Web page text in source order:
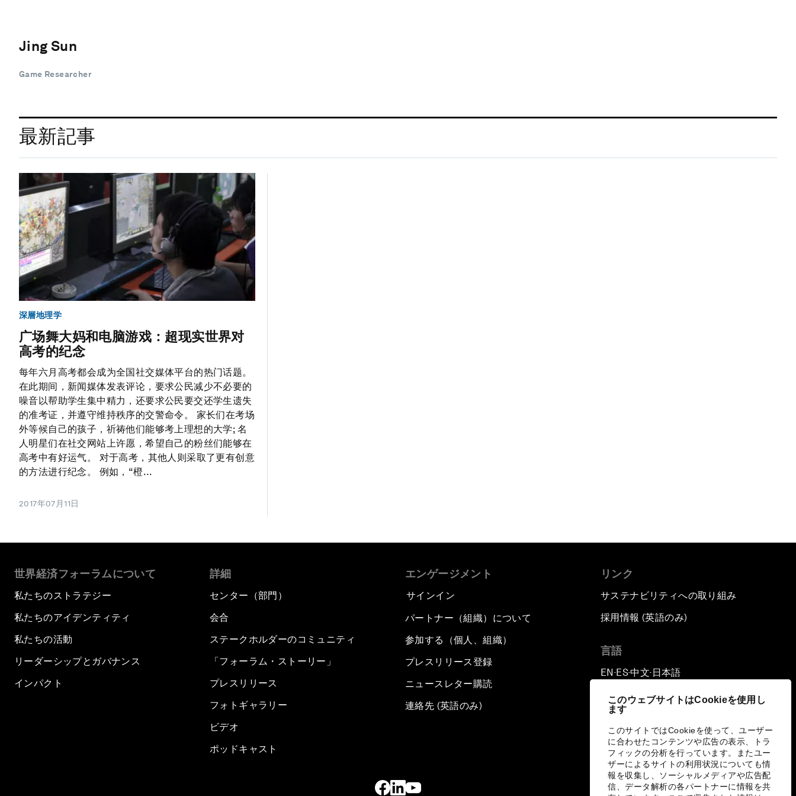
このウェブサイトはCookieを使用し
ます
このサイトではCookieを使って、ユーザー
に合わせたコンテンツや広告の表示、トラ
フィックの分析を行っています。またユー
ザーによるサイトの利用状況についても情
報を収集し、ソーシャルメディアや広告配
信、データ解析の各パートナーに情報を共
Jing Sun
Game Researcher
最新記事
深層地理学
广场舞大妈和电脑游戏：超现实世界对
高考的纪念
每年六月高考都会成为全国社交媒体平台的热门话题。
在此期间，新闻媒体发表评论，要求公民减少不必要的
噪音以帮助学生集中精力，还要求公民要交还学生遗失
的准考证，并遵守维持秩序的交警命令。 家长们在考场
外等候自己的孩子，祈祷他们能够考上理想的大学; 名
人明星们在社交网站上许愿，希望自己的粉丝们能够在
高考中有好运气。 对于高考，其他人则采取了更有创意
的方法进行纪念。 例如，“橙...
2017年07月11日
世界経済フォーラムについて
私たちのストラテジー
私たちのアイデンティティ
私たちの活動
リーダーシップとガバナンス
インパクト
詳細
センター（部門）
会合
ステークホルダーのコミュニティ
「フォーラム・ストーリー」
プレスリリース
フォトギャラリー
ビデオ
ポッドキャスト
エンゲージメント
サインイン
パートナー（組織）について
参加する（個人、組織）
プレスリリース登録
ニュースレター購読
連絡先 (英語のみ)
リンク
サステナビリティへの取り組み
採用情報 (英語のみ)
言語
EN ▪ ES▪中文▪ 日本語